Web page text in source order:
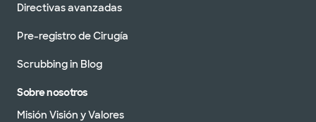
Directivas avanzadas
Pre-registro de Cirugía
Scrubbing in Blog
Sobre nosotros
Misión Visión y Valores